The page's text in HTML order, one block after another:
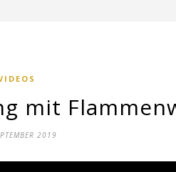
mit
2019